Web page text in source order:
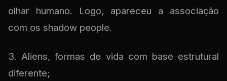
olhar humano. Logo, apareceu a associação
com os shadow people.
3. Aliens, formas de vida com base estrutural
diferente;